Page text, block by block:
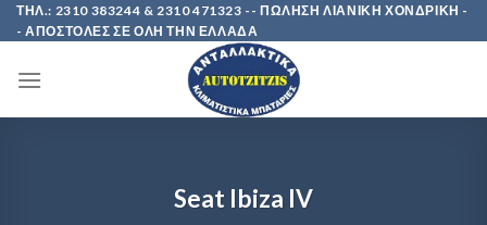
Skip
to
ΤΗΛ.: 2310 383244 & 2310 471323 -- ΠΩΛΗΣΗ ΛΙΑΝΙΚΗ ΧΟΝΔΡΙΚΗ -
- ΑΠΟΣΤΟΛΕΣ ΣΕ ΟΛΗ ΤΗΝ ΕΛΛΑΔΑ
Seat Ibiza IV